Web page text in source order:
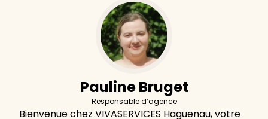
Pauline Bruget
Responsable d’agence
Bienvenue chez VIVASERVICES Haguenau, votre